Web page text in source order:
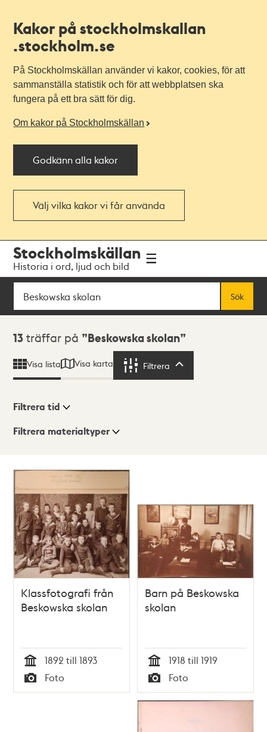
Kakor på stockholmskallan
.stockholm.se
På Stockholmskällan använder vi kakor, cookies, för att
sammanställa statistik och för att webbplatsen ska
fungera på ett bra sätt för dig.
Om kakor på Stockholmskällan
Godkänn alla kakor
Välj vilka kakor vi får använda
navigationen
huvudinnehållet
Stockholmskällan
Historia i ord, ljud och bild
Sök
Sök
Sökresultat
13 träffar på Beskowska skolan
Visa lista Visa karta Filtrera
Visningsläge
Filtrera tid
Filtrera materialtyper
träffar
Klassfotografi från
Beskowska skolan
Tid
1892 till 1893
Typ
Foto
Barn på Beskowska
skolan
Tid
1918 till 1919
Typ
Foto